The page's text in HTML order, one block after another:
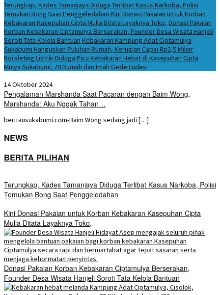
Terungkap, Kades Tamanjaya Diduga Terlibat Kasus Narkoba, Polisi
Temukan Bong Saat Penggeledahan Kini Donasi Pakaian untuk Korban
Kebakaran Kasepuhan Cipta Mulia Ditata Layaknya Toko, Donasi Pakaian
Korban Kebakaran Ciptamulya Berserakan, Founder Desa Wisata Hanjeli
Soroti Tata Kelola Bantuan Kebakaran Kampung Adat Ciptamulya
Sukabumi Hanguskan Puluhan Rumah, Kerugian Capai Rp2,5 Miliar
Korsleting Listrik Diduga Picu Kebakaran Hebat di Kasepuhan Cipta
Mulya Sukabumi, 70 Rumah dan Imah Gede Ludes
14 Oktober 2024
Pengalaman Marshanda Saat Pacaran dengan Baim Wong,
Marshanda: Aku Nggak Tahan…
beritausukabumi.com-Baim Wong sedang jadi […]
NEWS
BERITA PILIHAN
Terungkap, Kades Tamanjaya Diduga Terlibat Kasus Narkoba, Polisi
Temukan Bong Saat Penggeledahan
Kini Donasi Pakaian untuk Korban Kebakaran Kasepuhan Cipta
Mulia Ditata Layaknya Toko,
Donasi Pakaian Korban Kebakaran Ciptamulya Berserakan,
Founder Desa Wisata Hanjeli Soroti Tata Kelola Bantuan